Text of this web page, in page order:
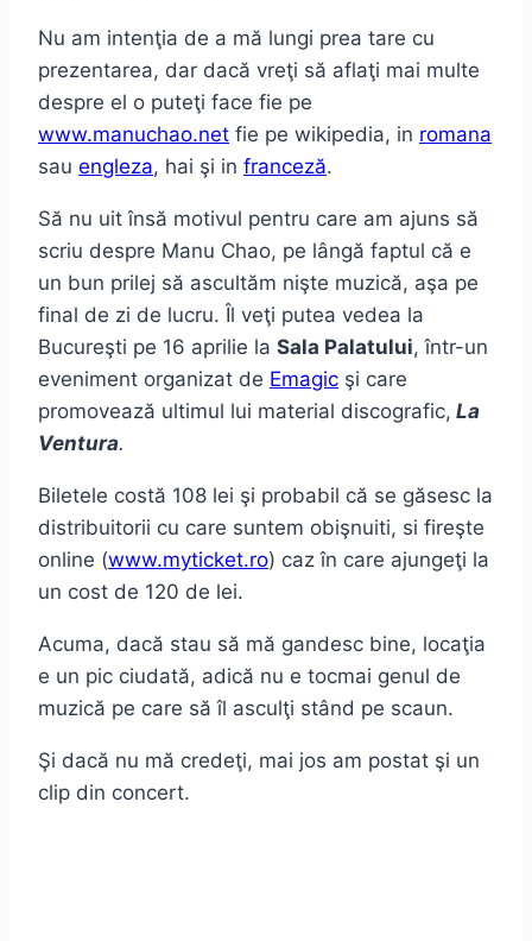
Nu am intenţia de a mă lungi prea tare cu
prezentarea, dar dacă vreţi să aflaţi mai multe
despre el o puteţi face fie pe
www.manuchao.net fie pe wikipedia, in romana
sau engleza, hai şi in franceză.
Să nu uit însă motivul pentru care am ajuns să
scriu despre Manu Chao, pe lângă faptul că e
un bun prilej să ascultăm nişte muzică, aşa pe
final de zi de lucru. Îl veţi putea vedea la
Bucureşti pe 16 aprilie la Sala Palatului, într-un
eveniment organizat de Emagic şi care
promovează ultimul lui material discografic, La
Ventura.
Biletele costă 108 lei şi probabil că se găsesc la
distribuitorii cu care suntem obişnuiti, si fireşte
online (www.myticket.ro) caz în care ajungeţi la
un cost de 120 de lei.
Acuma, dacă stau să mă gandesc bine, locaţia
e un pic ciudată, adică nu e tocmai genul de
muzică pe care să îl asculţi stând pe scaun.
Şi dacă nu mă credeţi, mai jos am postat şi un
clip din concert.